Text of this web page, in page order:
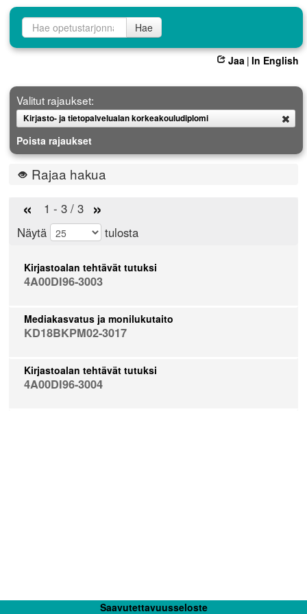
Opetustarjontahaku
Hae
Jaa | In English
Valitut rajaukset:
Kirjasto- ja tietopalvelualan korkeakouludiplomi
Poista rajaukset
Rajaa hakua
« 1 - 3 / 3 »
Näytä tulosta
Kirjastoalan tehtävät tutuksi
4A00DI96-3003
Mediakasvatus ja monilukutaito
KD18BKPM02-3017
Kirjastoalan tehtävät tutuksi
4A00DI96-3004
Saavutettavuusseloste